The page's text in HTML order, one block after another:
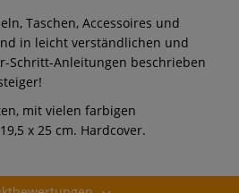
Taschen, Accessoires und
in leicht verständlichen und
Schritt-Anleitungen beschrieben
mit vielen farbigen
x 25 cm. Hardcover.